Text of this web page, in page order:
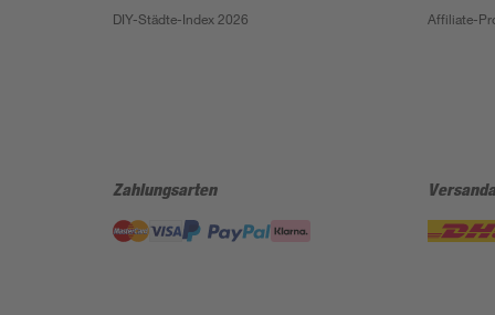
DIY-Städte-Index 2026
Affiliate-
Zahlungsarten